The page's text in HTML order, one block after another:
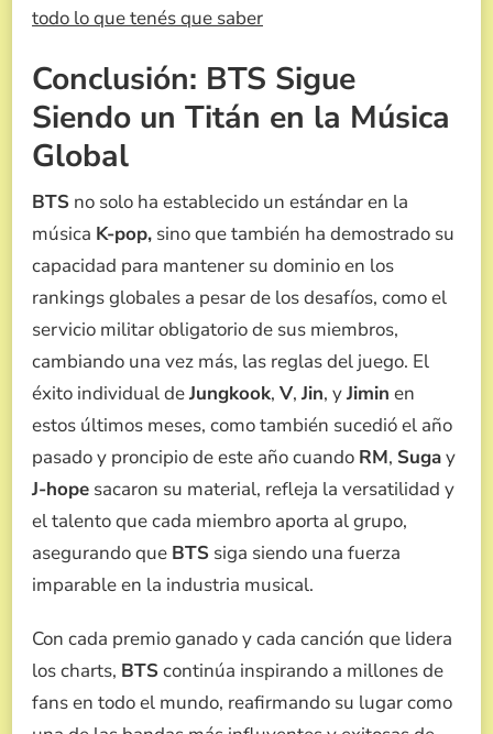
todo lo que tenés que saber
Conclusión: BTS Sigue
Siendo un Titán en la Música
Global
BTS no solo ha establecido un estándar en la
música K-pop, sino que también ha demostrado su
capacidad para mantener su dominio en los
rankings globales a pesar de los desafíos, como el
servicio militar obligatorio de sus miembros,
cambiando una vez más, las reglas del juego. El
éxito individual deJungkook, V, Jin, yJimin en
estos últimos meses, como también sucedió el año
pasado y proncipio de este año cuando RM, Sugay
J-hope sacaron su material, refleja la versatilidad y
el talento que cada miembro aporta al grupo,
asegurando que BTS siga siendo una fuerza
imparable en la industria musical.
Con cada premio ganado y cada canción que lidera
los charts, BTScontinúa inspirando a millones de
fans en todo el mundo, reafirmando su lugar como